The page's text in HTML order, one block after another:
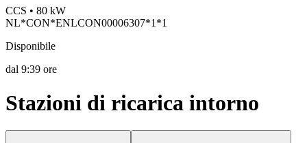
CCS • 80 kW
NL*CON*ENLCON00006307*1*1
Disponibile
dal 9:39 ore
Stazioni di ricarica intorno